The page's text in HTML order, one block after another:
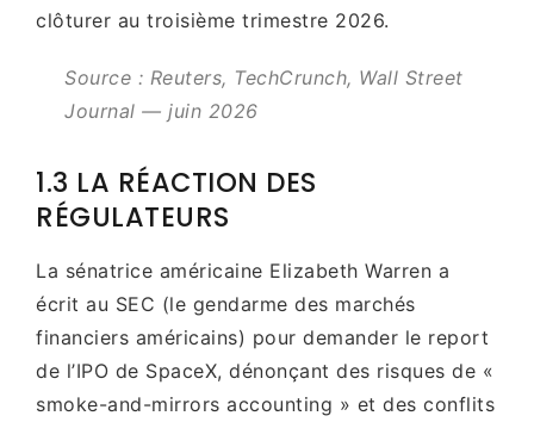
clôturer au troisième trimestre 2026.
Source : Reuters, TechCrunch, Wall Street
Journal — juin 2026
1.3 LA RÉACTION DES
RÉGULATEURS
La sénatrice américaine Elizabeth Warren a
écrit au SEC (le gendarme des marchés
financiers américains) pour demander le report
de l’IPO de SpaceX, dénonçant des risques de «
smoke-and-mirrors accounting » et des conflits